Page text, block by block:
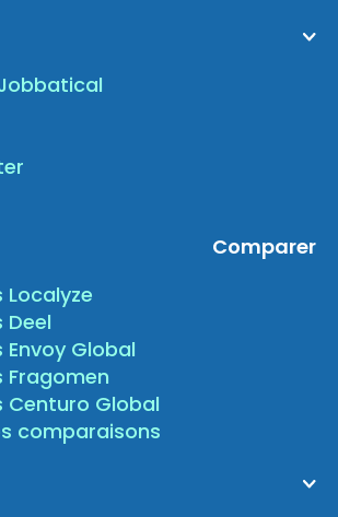
Comparer
Global
Global
comparaisons